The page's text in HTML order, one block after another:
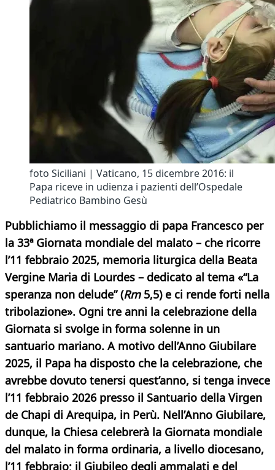
foto Siciliani | Vaticano, 15 dicembre 2016: il
Papa riceve in udienza i pazienti dell’Ospedale
Pediatrico Bambino Gesù
Pubblichiamo il messaggio di papa Francesco per
la 33ª Giornata mondiale del malato – che ricorre
l’11 febbraio 2025, memoria liturgica della Beata
Vergine Maria di Lourdes – dedicato al tema «“La
speranza non delude” (Rm5,5) e ci rende forti nella
tribolazione». Ogni tre anni la celebrazione della
Giornata si svolge in forma solenne in un
santuario mariano. A motivo dell’Anno Giubilare
2025, il Papa ha disposto che la celebrazione, che
avrebbe dovuto tenersi quest’anno, si tenga invece
l’11 febbraio 2026 presso il Santuario della Virgen
de Chapi di Arequipa, in Perù. Nell’Anno Giubilare,
dunque, la Chiesa celebrerà la Giornata mondiale
del malato in forma ordinaria, a livello diocesano,
l’11 febbraio; il Giubileo degli ammalati e del